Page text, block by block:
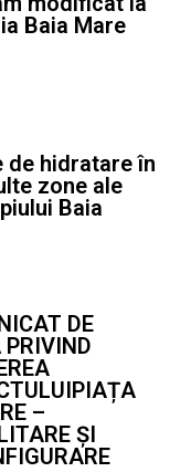
Baia Mare
de hidratare în
zone ale
Baia
DE
PRIVIND
–
ȘI